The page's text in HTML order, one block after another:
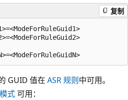
复制
GUID 值在 ASR 规则中可用。
式可用：